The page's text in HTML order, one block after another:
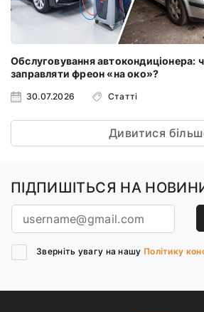
Обслуговування автокондиціонера:
заправляти фреон «на око»?
30.07.2026 Статті
Дивитися
ПІДПИШІТЬСЯ НА
Зверніть увагу на нашу Політику